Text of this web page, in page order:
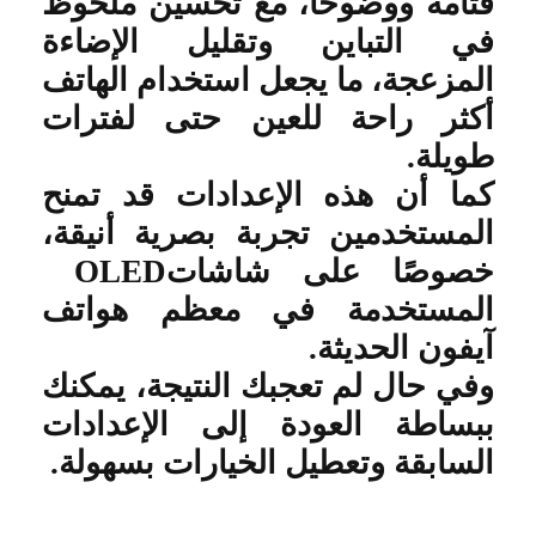
في التباين وتقليل الإضاءة
المزعجة، ما يجعل استخدام الهاتف
أكثر راحة للعين حتى لفترات
طويلة.
كما أن هذه الإعدادات قد تمنح
المستخدمين تجربة بصرية أنيقة،
خصوصًا على شاشاتOLED
المستخدمة في معظم هواتف
آيفون الحديثة.
وفي حال لم تعجبك النتيجة، يمكنك
ببساطة العودة إلى الإعدادات
السابقة وتعطيل الخيارات بسهولة.